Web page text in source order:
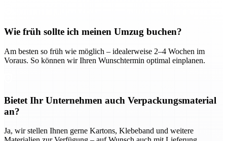
Wie früh sollte ich meinen Umzug buchen?
Am besten so früh wie möglich – idealerweise 2–4 Wochen im
Voraus. So können wir Ihren Wunschtermin optimal einplanen.
Bietet Ihr Unternehmen auch Verpackungsmaterial
an?
Ja, wir stellen Ihnen gerne Kartons, Klebeband und weitere